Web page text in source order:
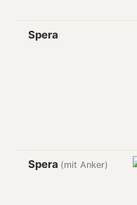
Spera
Spera (mit Anker)